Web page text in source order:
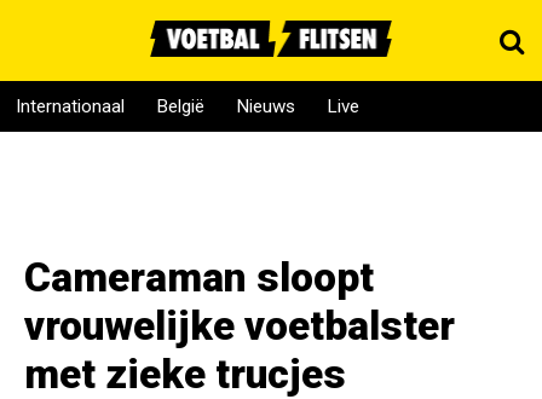
Internationaal België Nieuws Live
Cameraman sloopt
vrouwelijke voetbalster
met zieke trucjes